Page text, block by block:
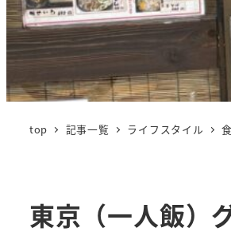
top 記事一覧 ライフスタイル 食
東京（一人飯